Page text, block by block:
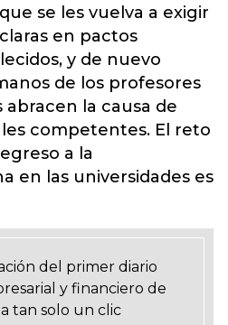
se les vuelva a exigir
en pactos
y de nuevo
de los profesores
la causa de
competentes. El reto
a la
en las universidades es
del primer diario
y financiero de
tan solo un clic